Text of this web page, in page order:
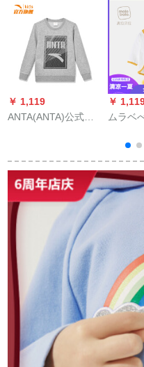
￥ 1,119
ANTA(ANTA)公式旗
ト丸袖ニュル上にス
ポツーカージュ服A
3538703 BC 06花灰
170
￥
ムラベ
のコ—
の襟折
供の长
す。